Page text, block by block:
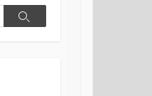
Search